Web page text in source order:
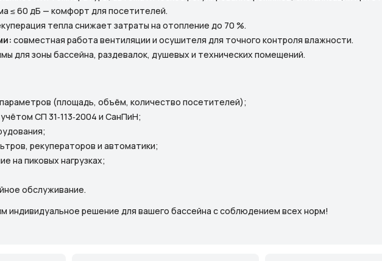
≤ 60 дБ — комфорт для посетителей.
тепла снижает затраты на отопление до 70 %.
совместная работа вентиляции и осушителя для точного контроля влажности.
для зоны бассейна, раздевалок, душевых и технических помещений.
(площадь, объём, количество посетителей);
СП 31‑113‑2004 и СанПиН;
рекуператоров и автоматики;
на пиковых нагрузках;
обслуживание.
индивидуальное решение для вашего бассейна с соблюдением всех норм!